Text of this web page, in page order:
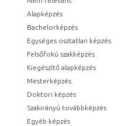
Alapképzés
Bachelorképzés
Egységes osztatlan képzés
Felsőfokú szakképzés
Kiegészítő alapképzés
Mesterképzés
Doktori képzés
Szakirányú továbbképzés
Egyéb képzés